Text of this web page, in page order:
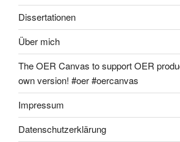
Dissertationen
Über mich
The OER Canvas to support OER
own version! #oer #oercanvas
Impressum
Datenschutzerklärung